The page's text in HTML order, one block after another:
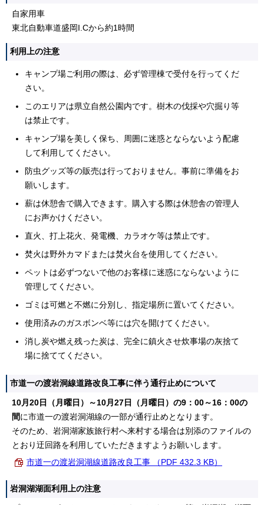
自家用車
東北自動車道盛岡I.Cから約1時間
利用上の注意
キャンプ場ご利用の際は、必ず管理棟で受付を行ってくだ
さい。
このエリアは県立自然公園内です。樹木の伐採や穴掘り等
は禁止です。
キャンプ場を美しく保ち、周囲に迷惑とならないよう配慮
して利用してください。
防虫グッズ等の販売は行っておりません。事前に準備をお
願いします。
薪は休憩舎で購入できます。購入する際は休憩舎の管理人
にお声かけください。
直火、打上花火、発電機、カラオケ等は禁止です。
焚火は野外カマドまたは焚火台を使用してください。
ペットは必ずつないで他のお客様に迷惑にならないように
管理してください。
ゴミは可燃と不燃に分別し、指定場所に置いてください。
使用済みのガスボンベ等には穴を開けてください。
消し炭や燃え残った炭は、完全に鎮火させ炊事場の灰捨て
場に捨ててください。
市道一の渡岩洞線道路改良工事に伴う通行止めについて
10月20日（月曜日）～10月27日（月曜日）の9：00～16：00の
間 に市道一の渡岩洞湖線の一部が通行止めとなります。
そのため、岩洞湖家族旅行村へ来村する場合は別添のファイルの
とおり迂回路を利用していただきますようお願いします。
市道一の渡岩洞湖線道路改良工事 （PDF 432.3 KB）
岩洞湖湖面利用上の注意